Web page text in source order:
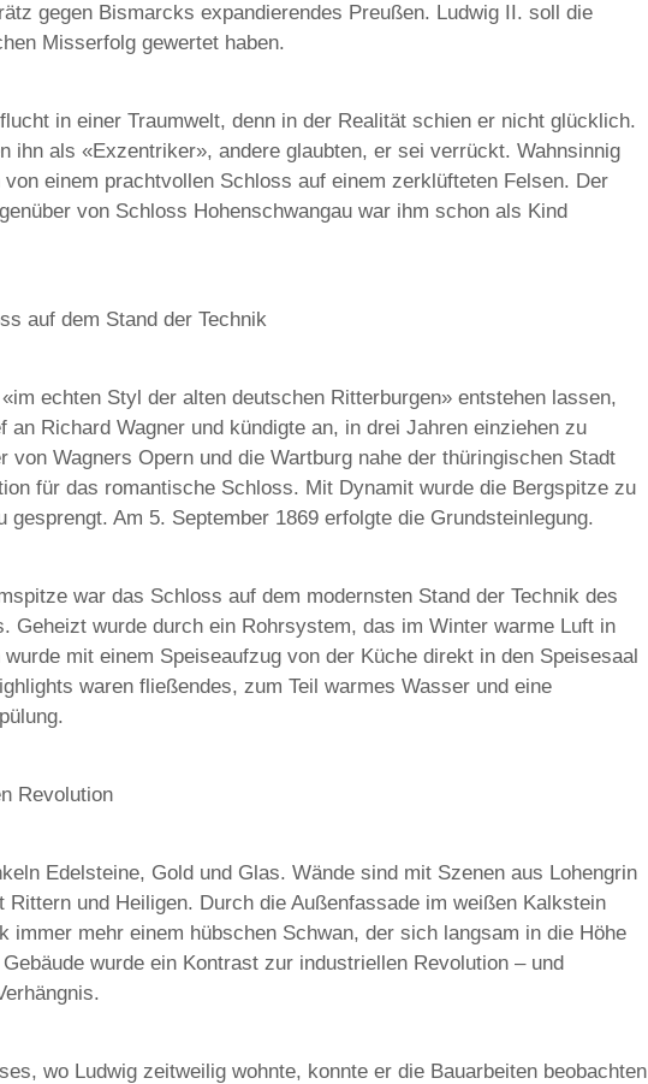
gegen Bismarcks expandierendes Preußen. Ludwig II. soll die
Misserfolg gewertet haben.
in einer Traumwelt, denn in der Realität schien er nicht glücklich.
ihn als «Exzentriker», andere glaubten, er sei verrückt. Wahnsinnig
einem prachtvollen Schloss auf einem zerklüfteten Felsen. Der
von Schloss Hohenschwangau war ihm schon als Kind
auf dem Stand der Technik
echten Styl der alten deutschen Ritterburgen» entstehen lassen,
an Richard Wagner und kündigte an, in drei Jahren einziehen zu
von Wagners Opern und die Wartburg nahe der thüringischen Stadt
für das romantische Schloss. Mit Dynamit wurde die Bergspitze zu
gesprengt. Am 5. September 1869 erfolgte die Grundsteinlegung.
war das Schloss auf dem modernsten Stand der Technik des
Geheizt wurde durch ein Rohrsystem, das im Winter warme Luft in
mit einem Speiseaufzug von der Küche direkt in den Speisesaal
waren fließendes, zum Teil warmes Wasser und eine
Revolution
Edelsteine, Gold und Glas. Wände sind mit Szenen aus Lohengrin
Rittern und Heiligen. Durch die Außenfassade im weißen Kalkstein
immer mehr einem hübschen Schwan, der sich langsam in die Höhe
wurde ein Kontrast zur industriellen Revolution – und
wo Ludwig zeitweilig wohnte, konnte er die Bauarbeiten beobachten